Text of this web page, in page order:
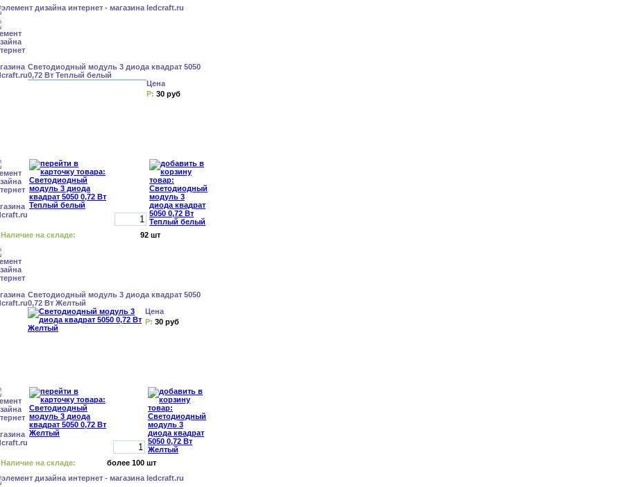
Светодиодный модуль 3 диода квадрат 5050
0,72 Вт Теплый белый
Цена
Р: 30 руб
Наличие на складе: 92 шт
Светодиодный модуль 3 диода квадрат 5050
0,72 Вт Желтый
Цена
Р: 30 руб
Наличие на складе: более 100 шт